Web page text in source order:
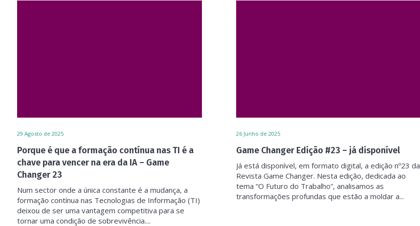
29 Agosto de 2025
Porque é que a formação contínua nas TI é a
chave para vencer na era da IA – Game
Changer 23
Num sector onde a única constante é a mudança, a
formação contínua nas Tecnologias de Informação (TI)
deixou de ser uma vantagem competitiva para se
tornar uma condição de sobrevivência....
26 Junho de 2025
Game Changer Edição #23 – já disponível
Já está disponível, em formato digital, a edição nº23 da
Revista Game Changer. Nesta edição, dedicada ao
tema “O Futuro do Trabalho“, analisamos as
transformações profundas que estão a moldar a...